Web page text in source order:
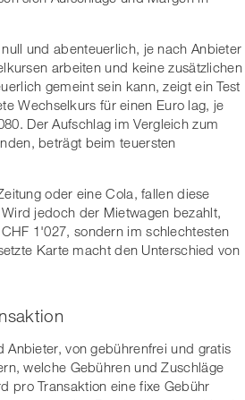
und abenteuerlich, je nach Anbieter
arbeiten und keine zusätzlichen
gemeint sein kann, zeigt ein Test
Wechselkurs für einen Euro lag, je
Der Aufschlag im Vergleich zum
beträgt beim teuersten
oder eine Cola, fallen diese
jedoch der Mietwagen bezahlt,
1'027, sondern im schlechtesten
Karte macht den Unterschied von
von gebührenfrei und gratis
welche Gebühren und Zuschläge
pro Transaktion eine fixe Gebühr